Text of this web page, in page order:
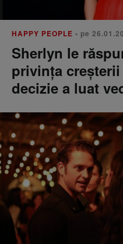
HAPPY PEOPLE • pe
Sherlyn le
privința
decizie a luat